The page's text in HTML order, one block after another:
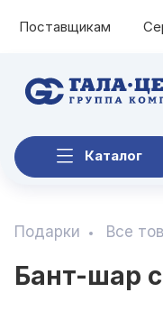
Поставщикам
Каталог
Подарки Все
Бант-шар